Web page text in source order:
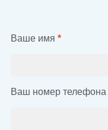
Ваше имя *
Ваш номер телефона